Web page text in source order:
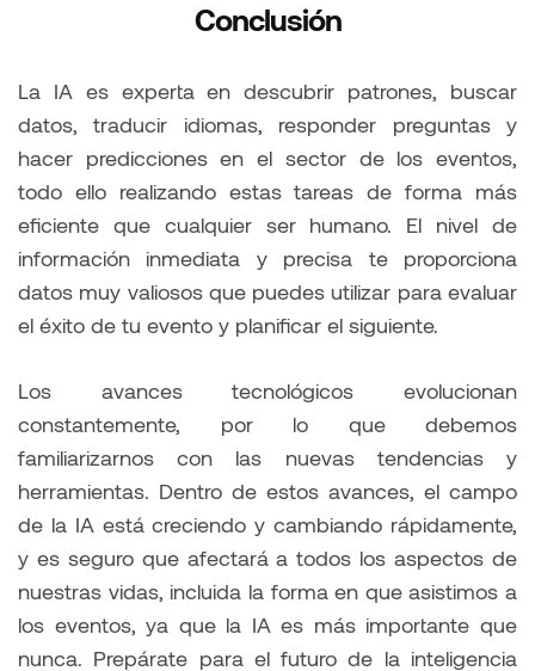
Conclusión
La IA es experta en descubrir patrones, buscar
datos, traducir idiomas, responder preguntas y
hacer predicciones en el sector de los eventos,
todo ello realizando estas tareas de forma más
eficiente que cualquier ser humano. El nivel de
información inmediata y precisa te proporciona
datos muy valiosos que puedes utilizar para evaluar
el éxito de tu evento y planificar el siguiente.
Los avances tecnológicos evolucionan
constantemente, por lo que debemos
familiarizarnos con las nuevas tendencias y
herramientas. Dentro de estos avances, el campo
de la IA está creciendo y cambiando rápidamente,
y es seguro que afectará a todos los aspectos de
nuestras vidas, incluida la forma en que asistimos a
los eventos, ya que la IA es más importante que
nunca. Prepárate para el futuro de la inteligencia